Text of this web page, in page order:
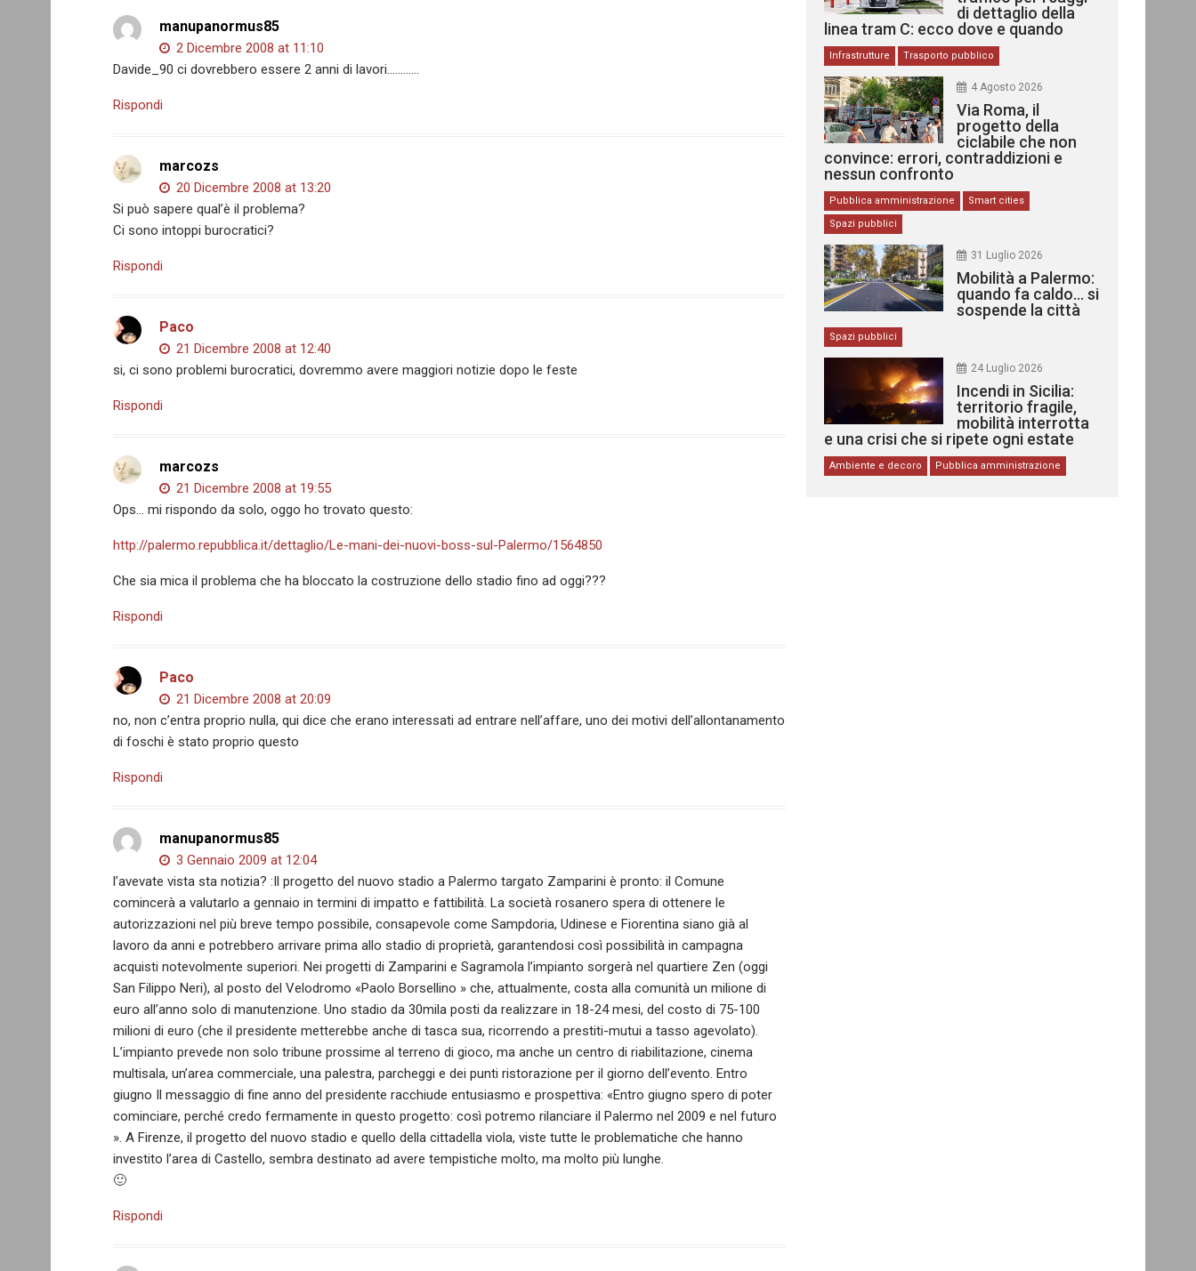
manupanormus85
2 Dicembre 2008 at 11:10
Davide_90 ci dovrebbero essere 2 anni di lavori…………
Rispondi
marcozs
20 Dicembre 2008 at 13:20
Si può sapere qual’è il problema?
Ci sono intoppi burocratici?
Rispondi
Paco
21 Dicembre 2008 at 12:40
si, ci sono problemi burocratici, dovremmo avere maggiori notizie dopo le feste
Rispondi
marcozs
21 Dicembre 2008 at 19:55
Ops… mi rispondo da solo, oggo ho trovato questo:
http://palermo.repubblica.it/dettaglio/Le-mani-dei-nuovi-boss-sul-Palermo/1564850
Che sia mica il problema che ha bloccato la costruzione dello stadio fino ad oggi???
Rispondi
Paco
21 Dicembre 2008 at 20:09
no, non c’entra proprio nulla, qui dice che erano interessati ad entrare nell’affare, uno dei motivi dell’allontanamento
di foschi è stato proprio questo
Rispondi
manupanormus85
3 Gennaio 2009 at 12:04
l’avevate vista sta notizia? :Il progetto del nuovo stadio a Palermo targato Zamparini è pronto: il Comune
comincerà a valutarlo a gennaio in termini di impatto e fattibilità. La società rosanero spera di ottenere le
autorizzazioni nel più breve tempo possibile, consapevole come Sampdoria, Udinese e Fiorentina siano già al
lavoro da anni e potrebbero arrivare prima allo stadio di proprietà, garantendosi così possibilità in campagna
acquisti notevolmente superiori. Nei progetti di Zamparini e Sagramola l’impianto sorgerà nel quartiere Zen (oggi
San Filippo Neri), al posto del Velodromo «Paolo Borsellino » che, attualmente, costa alla comunità un milione di
euro all’anno solo di manutenzione. Uno stadio da 30mila posti da realizzare in 18-24 mesi, del costo di 75-100
milioni di euro (che il presidente metterebbe anche di tasca sua, ricorrendo a prestiti-mutui a tasso agevolato).
L’impianto prevede non solo tribune prossime al terreno di gioco, ma anche un centro di riabilitazione, cinema
multisala, un’area commerciale, una palestra, parcheggi e dei punti ristorazione per il giorno dell’evento. Entro
giugno Il messaggio di fine anno del presidente racchiude entusiasmo e prospettiva: «Entro giugno spero di poter
cominciare, perché credo fermamente in questo progetto: così potremo rilanciare il Palermo nel 2009 e nel futuro
». A Firenze, il progetto del nuovo stadio e quello della cittadella viola, viste tutte le problematiche che hanno
investito l’area di Castello, sembra destinato ad avere tempistiche molto, ma molto più lunghe.
🙂
Rispondi
di dettaglio della
linea tram C: ecco dove e quando
Infrastrutture Trasporto pubblico
4 Agosto 2026
Via Roma, il
progetto della
ciclabile che non
convince: errori, contraddizioni e
nessun confronto
Pubblica amministrazione
Smart cities
Spazi pubblici
31 Luglio 2026
Mobilità a Palermo:
quando fa caldo… si
sospende la città
Spazi pubblici
24 Luglio 2026
Incendi in Sicilia:
territorio fragile,
mobilità interrotta
e una crisi che si ripete ogni estate
Ambiente e decoro Pubblica amministrazione